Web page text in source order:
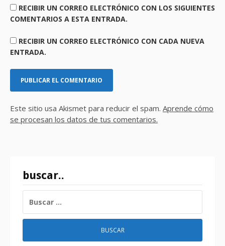
RECIBIR UN CORREO ELECTRÓNICO CON LOS SIGUIENTES
COMENTARIOS A ESTA ENTRADA.
RECIBIR UN CORREO ELECTRÓNICO CON CADA NUEVA
ENTRADA.
Este sitio usa Akismet para reducir el spam. Aprende cómo
se procesan los datos de tus comentarios.
buscar..